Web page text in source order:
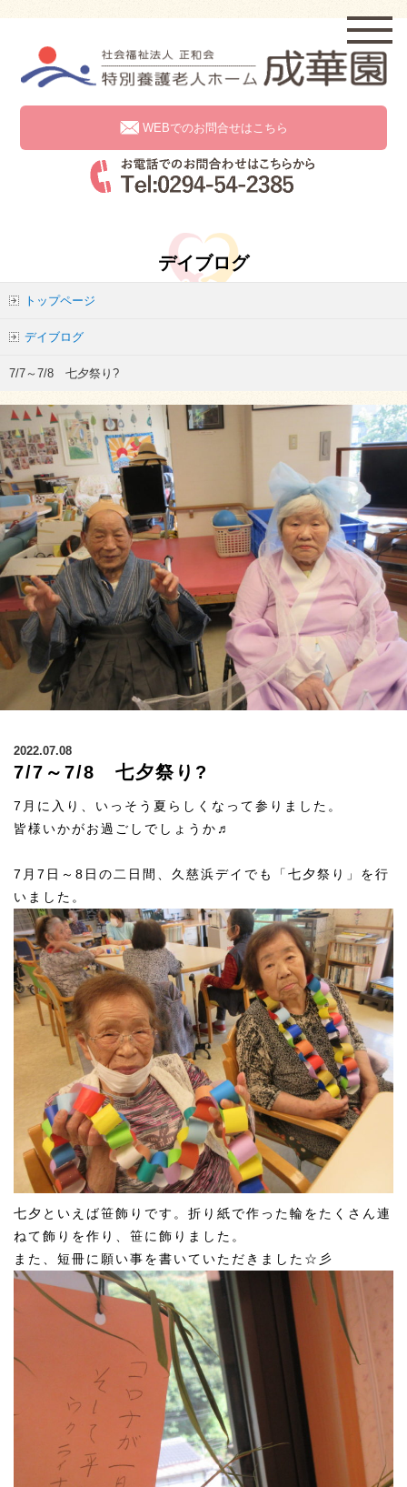
WEBでのお問合せはこちら
デイブログ
トップページ
デイブログ
7/7～7/8 七夕祭り?
2022.07.08
7/7～7/8 七夕祭り?
7月に入り、いっそう夏らしくなって参りました。
皆様いかがお過ごしでしょうか♬
7月7日～8日の二日間、久慈浜デイでも「七夕祭り」を行
いました。
七夕といえば笹飾りです。折り紙で作った輪をたくさん連
ねて飾りを作り、笹に飾りました。
また、短冊に願い事を書いていただきました☆彡